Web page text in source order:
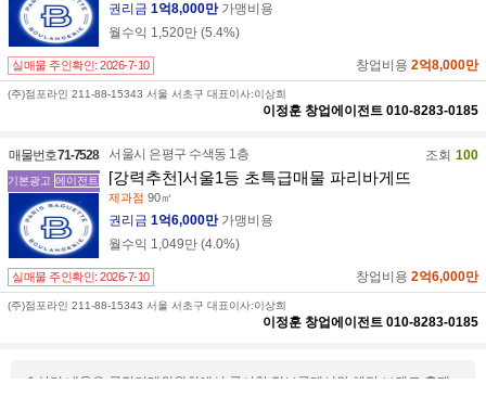
권리금 1억8,000만 가맹비용
월수익 1,520만 (5.4%)
실매물 주인확인: 2026-7-10 창업비용 2억8,000만
(주)점포라인 211-88-15343 서울 서초구 대표이사:이상희
이정훈 창업에이전트 010-8283-0185
매물번호71-7528
기본광고 에이전트
서울시 은평구 수색동 1층 조회 100
[강력추천]서울1등 초특급매물 파리바게뜨
제과점 90㎡
권리금 1억6,000만 가맹비용
월수익 1,049만 (4.0%)
실매물 주인확인: 2026-7-10 창업비용 2억6,000만
(주)점포라인 211-88-15343 서울 서초구 대표이사:이상희
이정훈 창업에이전트 010-8283-0185
* 상기 내용은 공정거래위원회에서 공시한 정보공개서와 해당 브랜드 홈페